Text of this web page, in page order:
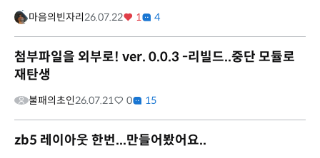
마음의빈자리26.07.22 1 4
첨부파일을 외부로! ver. 0.0.3 -리빌드..중단 모듈로
재탄생
불패의초인26.07.21 0 15
zb5 레이아웃 한번...만들어봤어요..